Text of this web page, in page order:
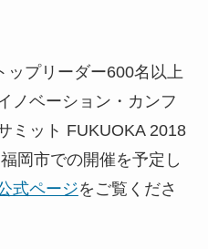
ップリーダー600名以上
ノベーション・カンフ
ミット FUKUOKA 2018
岡市での開催を予定し
式ページをご覧くださ